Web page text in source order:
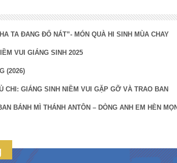
TA ĐANG ĐỔ NÁT”- MÓN QUÀ HI SINH MÙA CHAY
VUI GIÁNG SINH 2025
(2026)
CHI: GIÁNG SINH NIỀM VUI GẶP GỠ VÀ TRAO BAN
BÁNH MÌ THÁNH ANTÔN – DÒNG ANH EM HÈN